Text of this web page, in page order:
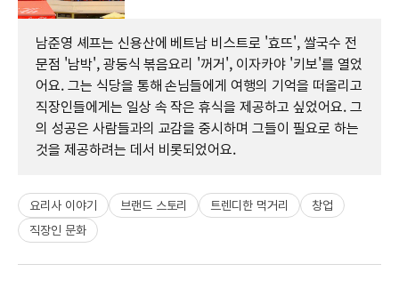
남준영 셰프는 신용산에 베트남 비스트로 '효뜨', 쌀국수 전
문점 '남박', 광둥식 볶음요리 '꺼거', 이자카야 '키보'를 열었
어요. 그는 식당을 통해 손님들에게 여행의 기억을 떠올리고
직장인들에게는 일상 속 작은 휴식을 제공하고 싶었어요. 그
의 성공은 사람들과의 교감을 중시하며 그들이 필요로 하는
것을 제공하려는 데서 비롯되었어요.
요리사 이야기 브랜드 스토리 트렌디한 먹거리
창업
직장인 문화